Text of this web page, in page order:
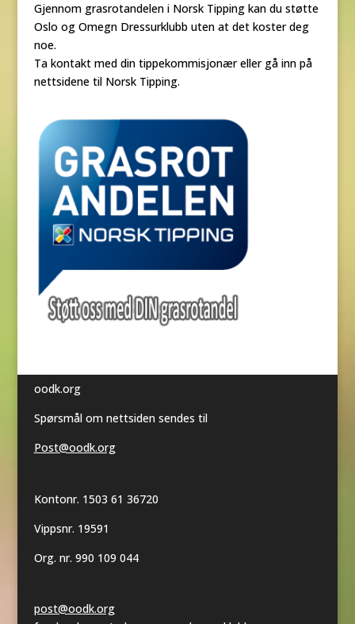
Gjennom grasrotandelen i Norsk Tipping kan du støtte
Oslo og Omegn Dressurklubb uten at det koster deg
noe.
Ta kontakt med din tippekommisjonær eller gå inn på
nettsidene til Norsk Tipping.
oodk.org
Spørsmål om nettsiden sendes til
Post@oodk.org
Kontonr. 1503 61 36720
Vippsnr. 19591
Org. nr. 990 109 044
post@oodk.org